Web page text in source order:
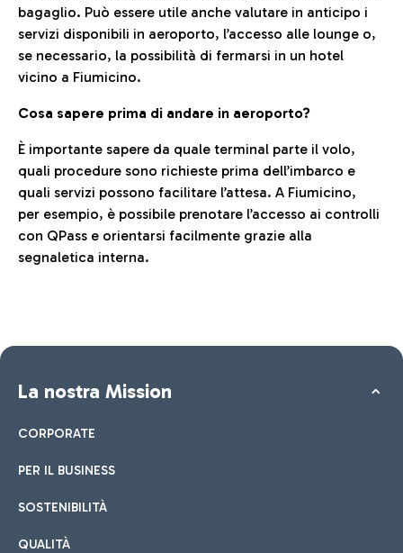
bagaglio. Può essere utile anche valutare in anticipo i
servizi disponibili in aeroporto, l’accesso alle lounge o,
se necessario, la possibilità di fermarsi in un hotel
vicino a Fiumicino.
Cosa sapere prima di andare in aeroporto?
È importante sapere da quale terminal parte il volo,
quali procedure sono richieste prima dell’imbarco e
quali servizi possono facilitare l’attesa. A Fiumicino,
per esempio, è possibile prenotare l’accesso ai controlli
con QPass e orientarsi facilmente grazie alla
segnaletica interna.
La nostra Mission
CORPORATE
PER IL BUSINESS
SOSTENIBILITÀ
QUALITÀ